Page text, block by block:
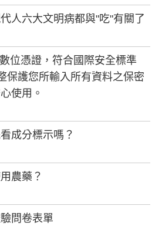
人六大文明病都與"吃"有關了
位憑證，符合國際安全標準
保護您所輸入所有資料之保密
使用。
成分標示嗎？
農藥？
問卷表單